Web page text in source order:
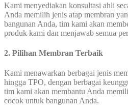
Kami menyediakan konsultasi ahli
Anda memilih jenis atap membran
bangunan Anda, tim kami akan
produk kami dan menjawab semua
2. Pilihan Membran Terbaik
Kami menawarkan berbagai jenis
hingga TPO, dengan berbagai
tim kami akan membantu Anda
cocok untuk bangunan Anda.